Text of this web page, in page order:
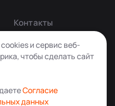
Контакты
Заказать звонок
+7 495 181-55-45
info@kladovkin.ru
и сервис веб-
чтобы сделать сайт
Согласие
данных